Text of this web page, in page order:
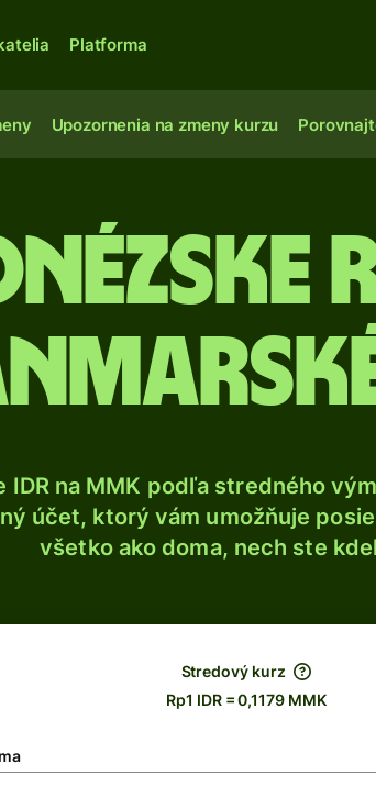
Platforma
Upozornenia na zmeny kurzu
IDR na MMK podľa stredného
účet, ktorý vám umožňuje
všetko ako doma, nech ste
Stredový kurz
Rp1 IDR = 0,1179 MMK